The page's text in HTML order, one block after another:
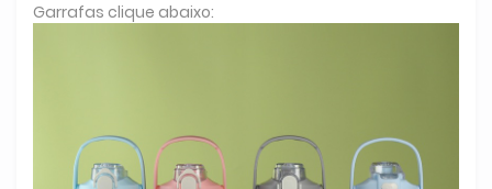
Garrafas clique abaixo: